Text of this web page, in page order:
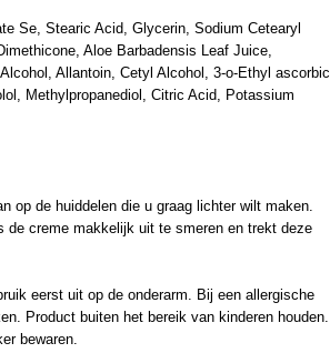
Se, Stearic Acid, Glycerin, Sodium Cetearyl
Aloe Barbadensis Leaf Juice,
Allantoin, Cetyl Alcohol, 3-o-Ethyl ascorbic
Methylpropanediol, Citric Acid, Potassium
op de huiddelen die u graag lichter wilt maken.
de creme makkelijk uit te smeren en trekt deze
eerst uit op de onderarm. Bij een allergische
Product buiten het bereik van kinderen houden.
bewaren.